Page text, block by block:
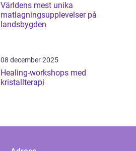
Världens mest unika
matlagningsupplevelser på
landsbygden
08 december 2025
Healing-workshops med
kristallterapi